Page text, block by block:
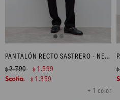
PANTALÓN RECTO SASTRERO - NEGRO
+ 1 color
$2.790 $ 1.599
$ 1.359
$